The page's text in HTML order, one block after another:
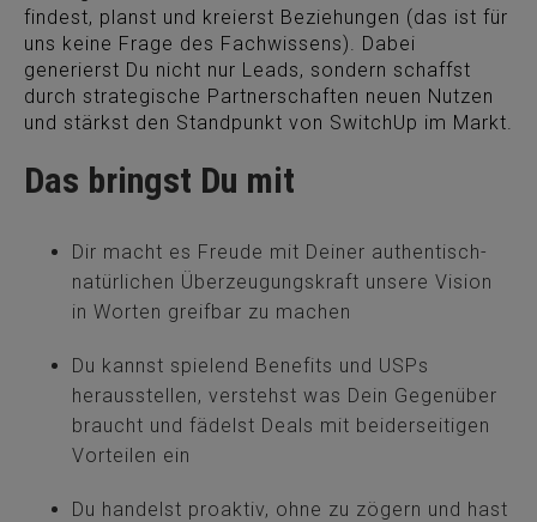
findest, planst und kreierst Beziehungen (das ist für
uns keine Frage des Fachwissens). Dabei
generierst Du nicht nur Leads, sondern schaffst
durch strategische Partnerschaften neuen Nutzen
und stärkst den Standpunkt von SwitchUp im Markt.
Das bringst Du mit
Dir macht es Freude mit Deiner authentisch-
natürlichen Überzeugungskraft unsere Vision
in Worten greifbar zu machen
Du kannst spielend Benefits und USPs
herausstellen, verstehst was Dein Gegenüber
braucht und fädelst Deals mit beiderseitigen
Vorteilen ein
Du handelst proaktiv, ohne zu zögern und hast